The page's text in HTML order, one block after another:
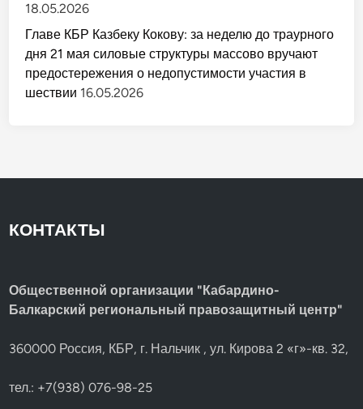
18.05.2026
Главе КБР Казбеку Кокову: за неделю до траурного
дня 21 мая силовые структуры массово вручают
предостережения о недопустимости участия в
шествии 16.05.2026
КОНТАКТЫ
Общественной организации "Кабардино-
Балкарский региональный правозащитный центр"
360000 Россия, КБР, г. Нальчик , ул. Кирова 2 «г»-кв. 32,
тел.: +7(938) 076-98-25